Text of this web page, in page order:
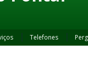
Telefones